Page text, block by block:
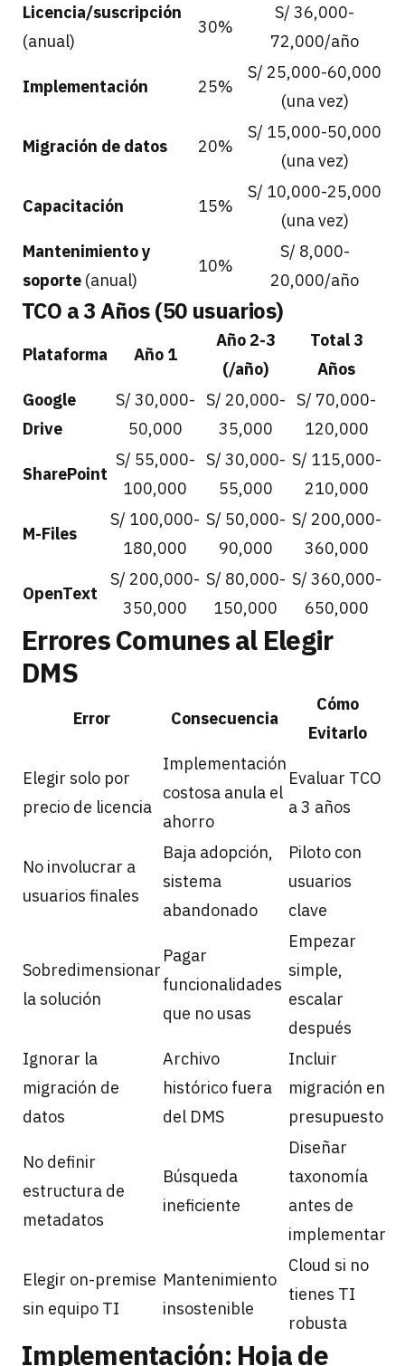
Licencia/suscripción
(anual)
30%
S/ 36,000-
72,000/año
Implementación 25%
S/ 25,000-60,000
(una vez)
Migración de datos 20%
S/ 15,000-50,000
(una vez)
Capacitación 15%
S/ 10,000-25,000
(una vez)
Mantenimiento y
soporte (anual)
10%
S/ 8,000-
20,000/año
TCO a 3 Años (50 usuarios)
Plataforma Año 1
Año 2-3
(/año)
Total 3
Años
Google
Drive
S/ 30,000-
50,000
S/ 20,000-
35,000
S/ 70,000-
120,000
SharePoint
S/ 55,000-
100,000
S/ 30,000-
55,000
S/ 115,000-
210,000
M-Files
S/ 100,000-
180,000
S/ 50,000-
90,000
S/ 200,000-
360,000
OpenText
S/ 200,000-
350,000
S/ 80,000-
150,000
S/ 360,000-
650,000
Errores Comunes al Elegir
DMS
Error Consecuencia
Cómo
Evitarlo
Elegir solo por
precio de licencia
Implementación
costosa anula el
ahorro
Evaluar TCO
a 3 años
No involucrar a
usuarios finales
Baja adopción,
sistema
abandonado
Piloto con
usuarios
clave
Sobredimensionar
la solución
Pagar
funcionalidades
que no usas
Empezar
simple,
escalar
después
Ignorar la
migración de
datos
Archivo
histórico fuera
del DMS
Incluir
migración en
presupuesto
No definir
estructura de
metadatos
Búsqueda
ineficiente
Diseñar
taxonomía
antes de
implementar
Elegir on-premise
sin equipo TI
Mantenimiento
insostenible
Cloud si no
tienes TI
robusta
Implementación: Hoja de